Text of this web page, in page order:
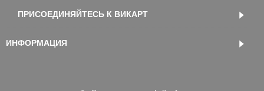
ПРИСОЕДИНЯЙТЕСЬ К ВИКАРТ
ИНФОРМАЦИЯ